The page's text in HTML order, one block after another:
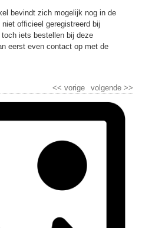
bevindt zich mogelijk nog in de
officieel geregistreerd bij
iets bestellen bij deze
eerst even contact op met de
volgende >>
<< vorige